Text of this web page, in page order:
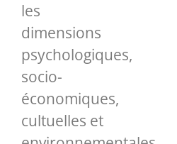
les
dimensions
psychologiques,
socio-
économiques,
cultuelles et